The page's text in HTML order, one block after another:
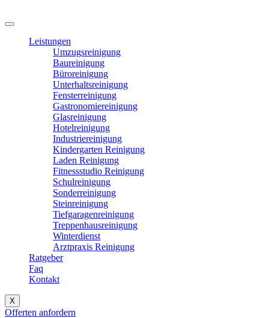
Leistungen
Umzugsreinigung
Baureinigung
Büroreinigung
Unterhaltsreinigung
Fensterreinigung
Gastronomiereinigung
Glasreinigung
Hotelreinigung
Industriereinigung
Kindergarten Reinigung
Laden Reinigung
Fitnessstudio Reinigung
Schulreinigung
Sonderreinigung
Steinreinigung
Tiefgaragenreinigung
Treppenhausreinigung
Winterdienst
Arztpraxis Reinigung
Ratgeber
Faq
Kontakt
X
Offerten anfordern